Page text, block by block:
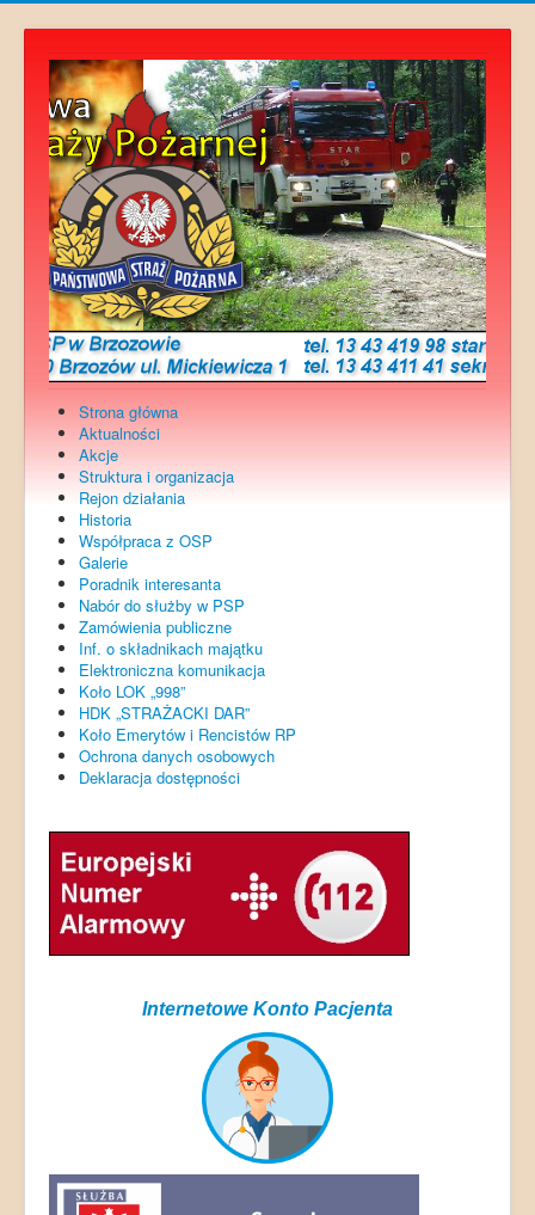
Strona główna
Aktualności
Akcje
Struktura i organizacja
Rejon działania
Historia
Współpraca z OSP
Galerie
Poradnik interesanta
Nabór do służby w PSP
Zamówienia publiczne
Inf. o składnikach majątku
Elektroniczna komunikacja
Koło LOK „998”
HDK „STRAŻACKI DAR”
Koło Emerytów i Rencistów RP
Ochrona danych osobowych
Deklaracja dostępności
Internetowe Konto Pacjenta